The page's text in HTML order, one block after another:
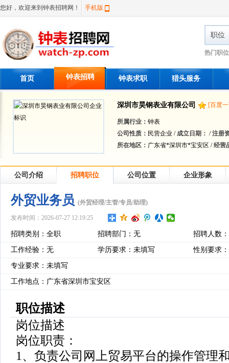
您好，欢迎来到钟表招聘网！ 手机版
职位
热门职
首页 钟表招聘 钟表求职 猎头服务
深圳市昊钢表业有限公司 [百度
所属行业： 钟表
公司性质： 民营企业 /成立日期： /注册
所在地区： 广东省*深圳市*宝安区 /经营
公司介绍 招聘职位 公司位置 企业形象
外贸业务员 (外贸经理/主管/专员/助理)
发布时间：2026-07-27 12:19:25
招聘类别：全职 招聘部门：无 招聘人数
工作经验：无 学历要求：未填写 性别要求
专业要求：未填写
工作地点：广东省深圳市宝安区
职位描述
岗位描述
岗位职责：
1、负责公司网上贸易平台的操作管理